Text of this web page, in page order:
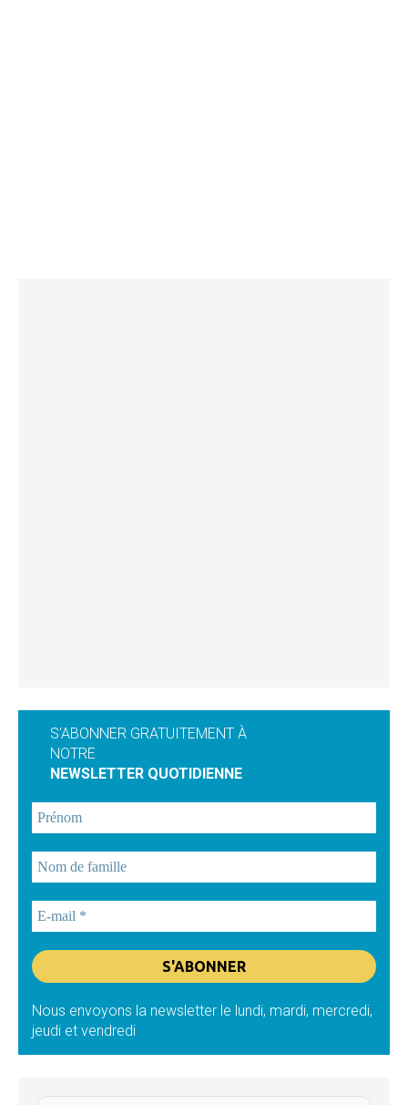
S'ABONNER GRATUITEMENT À
NOTRE
NEWSLETTER QUOTIDIENNE
Nous envoyons la newsletter le lundi, mardi, mercredi,
jeudi et vendredi